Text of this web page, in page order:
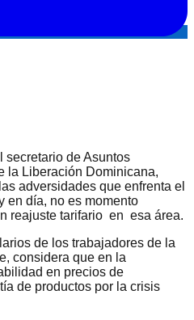
secretario de Asuntos
la Liberación Dominicana,
adversidades que enfrenta el
en día, no es momento
reajuste tarifario en esa área.
de los trabajadores de la
considera que en la
en precios de
de productos por la crisis